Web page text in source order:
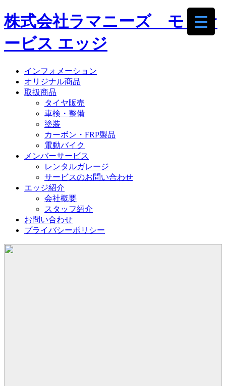
株式会社ラマニーズ モトサ
ービス エッジ
インフォメーション
オリジナル商品
取扱商品
タイヤ販売
車検・整備
塗装
カーボン・FRP製品
電動バイク
メンバーサービス
レンタルガレージ
サービスのお問い合わせ
エッジ紹介
会社概要
スタッフ紹介
お問い合わせ
プライバシーポリシー